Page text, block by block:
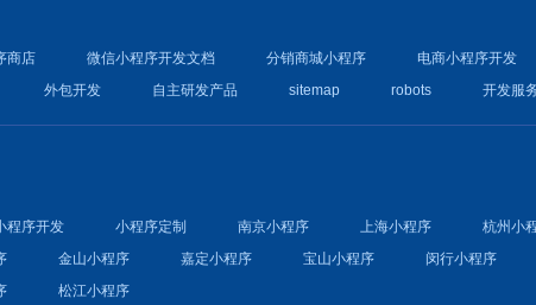
商店 微信小程序开发文档 分销商城小程序 电商小程序开发
外包开发 自主研发产品 sitemap robots 开发服
程序开发 小程序定制 南京小程序 上海小程序 杭州小
金山小程序 嘉定小程序 宝山小程序 闵行小程序
松江小程序